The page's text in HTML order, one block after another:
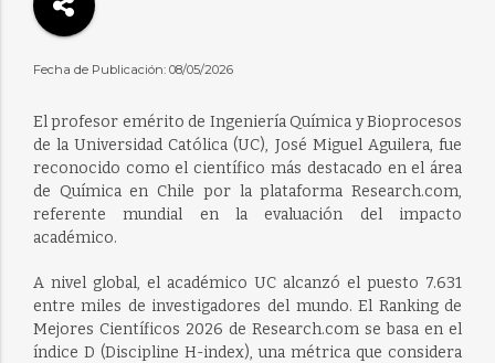
Fecha de Publicación: 08/05/2026
El profesor emérito de Ingeniería Química y Bioprocesos
de la Universidad Católica (UC), José Miguel Aguilera, fue
reconocido como el científico más destacado en el área
de Química en Chile por la plataforma Research.com,
referente mundial en la evaluación del impacto
académico.
A nivel global, el académico UC alcanzó el puesto 7.631
entre miles de investigadores del mundo. El Ranking de
Mejores Científicos 2026 de Research.com se basa en el
índice D (Discipline H-index), una métrica que considera